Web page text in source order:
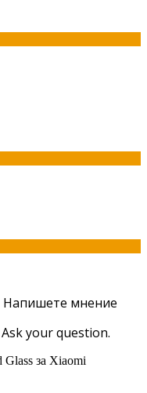
Напишете мнение
Ask your question.